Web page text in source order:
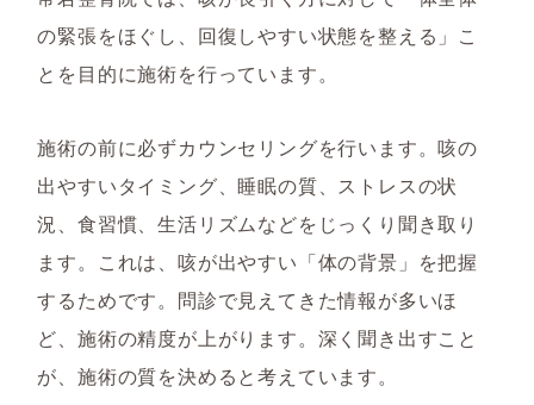
の緊張をほぐし、回復しやすい状態を整える」こ
とを目的に施術を行っています。
施術の前に必ずカウンセリングを行います。咳の
出やすいタイミング、睡眠の質、ストレスの状
況、食習慣、生活リズムなどをじっくり聞き取り
ます。これは、咳が出やすい「体の背景」を把握
するためです。問診で見えてきた情報が多いほ
ど、施術の精度が上がります。深く聞き出すこと
が、施術の質を決めると考えています。